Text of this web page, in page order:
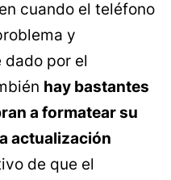
cuando el teléfono
y
dado por el
hay bastantes
a formatear su
actualización
de que el